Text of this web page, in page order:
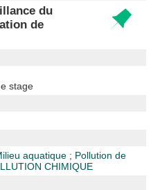
du
de
stage
aquatique ; Pollution de
CHIMIQUE